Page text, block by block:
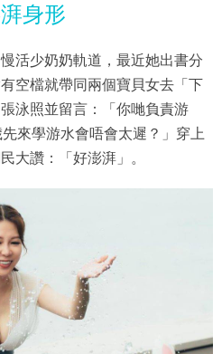
身形
活少奶奶軌道，最近她出書分
空檔就帶同兩個寶貝女去「下
泳照並留言：「你哋負責游
來學游水會唔會太遲？」穿上
大讚：「好澎湃」。